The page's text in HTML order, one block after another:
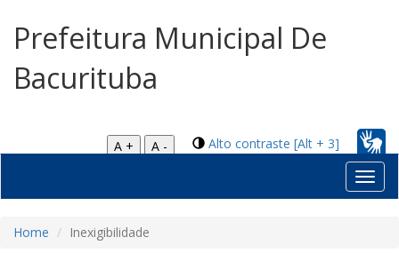
Prefeitura Municipal De
Bacurituba
Alto contraste [Alt + 3]
A +
A -
Home Inexigibilidade